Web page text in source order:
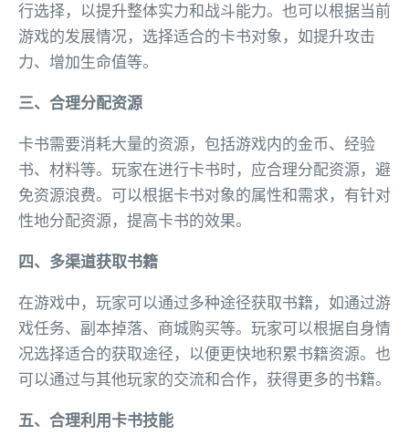
行选择，以提升整体实力和战斗能力。也可以根据当前
游戏的发展情况，选择适合的卡书对象，如提升攻击
力、增加生命值等。
三、合理分配资源
卡书需要消耗大量的资源，包括游戏内的金币、经验
书、材料等。玩家在进行卡书时，应合理分配资源，避
免资源浪费。可以根据卡书对象的属性和需求，有针对
性地分配资源，提高卡书的效果。
四、多渠道获取书籍
在游戏中，玩家可以通过多种途径获取书籍，如通过游
戏任务、副本掉落、商城购买等。玩家可以根据自身情
况选择适合的获取途径，以便更快地积累书籍资源。也
可以通过与其他玩家的交流和合作，获得更多的书籍。
五、合理利用卡书技能